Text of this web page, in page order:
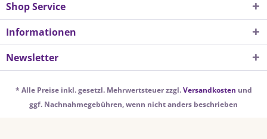
Shop Service
Informationen
Newsletter
* Alle Preise inkl. gesetzl. Mehrwertsteuer zzgl.Versandkosten und
ggf. Nachnahmegebühren, wenn nicht anders beschrieben